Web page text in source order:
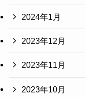
2024年1月
2023年12月
2023年11月
2023年10月